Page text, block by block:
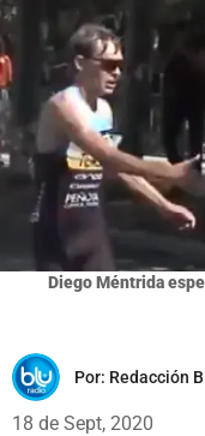
Diego Méntrida
Por: Redacción
18 de Sept, 2020